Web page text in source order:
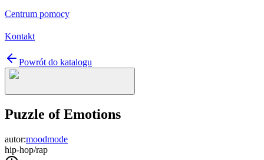
Centrum pomocy
Kontakt
Powrót do katalogu
Puzzle of Emotions
autor:moodmode
hip-hop/rap